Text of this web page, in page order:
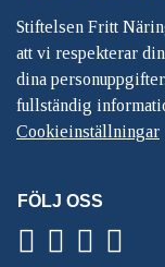
Stiftelsen Fritt
att vi respekterar
dina
fullständig
Cookieinställningar
FÖLJ OSS